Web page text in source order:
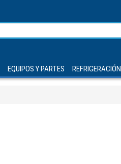
EQUIPOS Y PARTES REFRIGERACIÓN